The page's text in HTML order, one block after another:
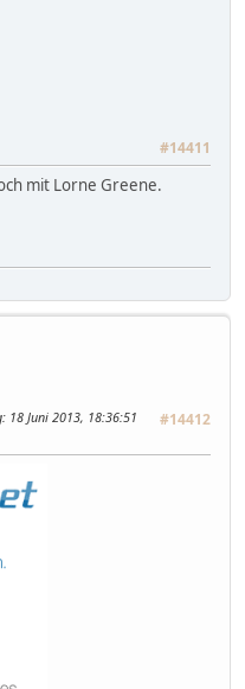
#14411
mit Lorne Greene.
#14412
: 18 Juni 2013, 18:36:51